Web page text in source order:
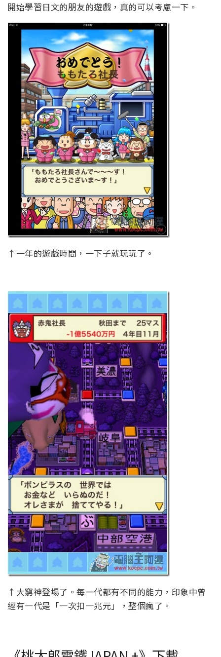
開始學習日文的朋友的遊戲，真的可以考慮一下。
↑一年的遊戲時間，一下子就玩玩了。
↑大窮神登場了。每一代都有不同的能力，印象中曾
經有一代是「一次扣一兆元」，整個瘋了。